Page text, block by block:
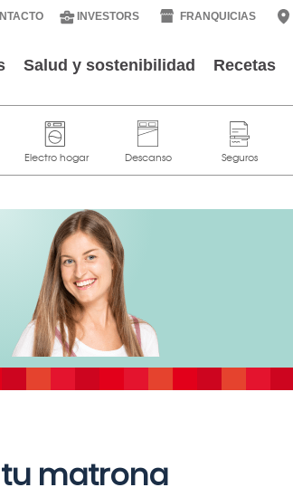
INVESTORS FRANQUICIAS
Salud y sostenibilidad Recetas
matrona